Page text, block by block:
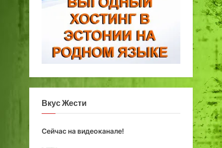
Вкус Жести
Сейчас на видеоканале!